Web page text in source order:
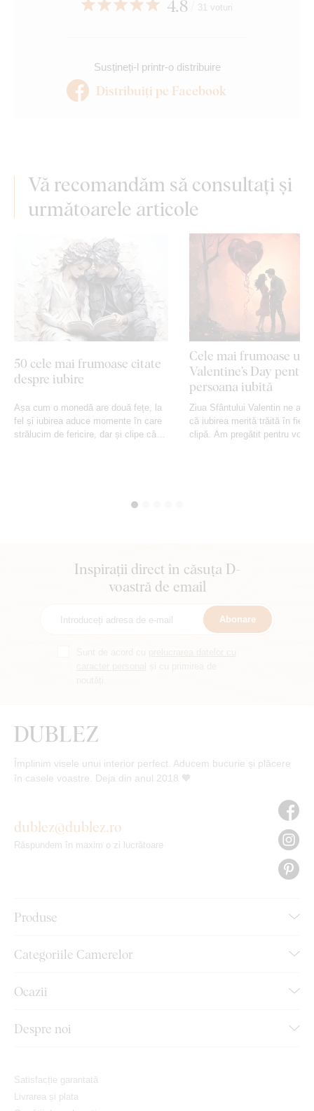
4.8 31 voturi
Susțineți-l printr-o distribuire
Distribuiți pe Facebook
Vă recomandăm să consultați și
următoarele articole
50 cele mai frumoase citate
despre iubire
Așa cum o monedă are două fețe, la
fel și iubirea aduce momente în care
strălucim de fericire, dar și clipe când
Cele mai frumoase
Valentine’s Day pentru
persoana iubită
Ziua Sfântului Valentin ne
că iubirea merită trăită în
clipă. Am pregătit pentru voi
Inspirații direct în căsuța D-
voastră de email
Abonare
Împlinim visele unui interior perfect. Aducem bucurie și plăcere
în casele voastre. Deja din anul 2018 🧡
Produse
Categoriile Camerelor
Ocazii
Despre noi
dublez@dublez.ro
Răspundem în maxim o zi lucrătoare
Satisfacție garantată
Livrarea și plata